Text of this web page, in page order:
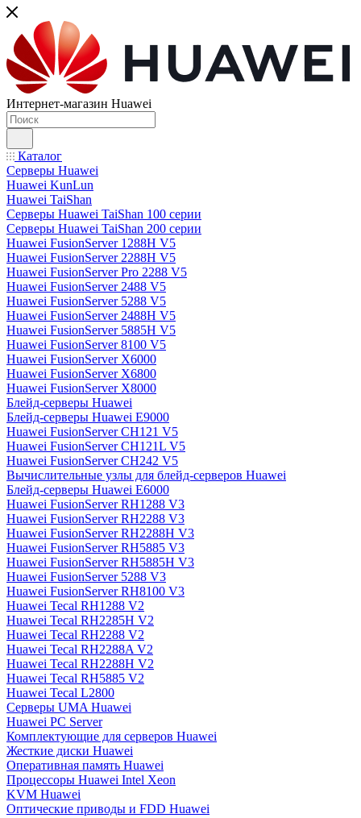
Интернет-магазин Huawei
Каталог
Серверы Huawei
Huawei KunLun
Huawei TaiShan
Серверы Huawei TaiShan 100 серии
Серверы Huawei TaiShan 200 серии
Huawei FusionServer 1288H V5
Huawei FusionServer 2288H V5
Huawei FusionServer Pro 2288 V5
Huawei FusionServer 2488 V5
Huawei FusionServer 5288 V5
Huawei FusionServer 2488H V5
Huawei FusionServer 5885H V5
Huawei FusionServer 8100 V5
Huawei FusionServer X6000
Huawei FusionServer X6800
Huawei FusionServer X8000
Блейд-серверы Huawei
Блейд-серверы Huawei E9000
Huawei FusionServer CH121 V5
Huawei FusionServer CH121L V5
Huawei FusionServer CH242 V5
Вычислительные узлы для блейд-серверов Huawei
Блейд-серверы Huawei E6000
Huawei FusionServer RH1288 V3
Huawei FusionServer RH2288 V3
Huawei FusionServer RH2288H V3
Huawei FusionServer RH5885 V3
Huawei FusionServer RH5885H V3
Huawei FusionServer 5288 V3
Huawei FusionServer RH8100 V3
Huawei Tecal RH1288 V2
Huawei Tecal RH2285H V2
Huawei Tecal RH2288 V2
Huawei Tecal RH2288A V2
Huawei Tecal RH2288H V2
Huawei Tecal RH5885 V2
Huawei Tecal L2800
Серверы UMA Huawei
Huawei PC Server
Комплектующие для серверов Huawei
Жесткие диски Huawei
Оперативная память Huawei
Процессоры Huawei Intel Xeon
KVM Huawei
Оптические приводы и FDD Huawei